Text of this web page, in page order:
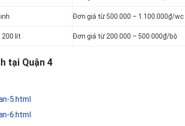
Đơn giá từ 500.000 – 1.100.000₫/wc
200 lít Đơn giá từ 200.000 – 500.000₫/bộ
tại Quận 4
5.html
6.html